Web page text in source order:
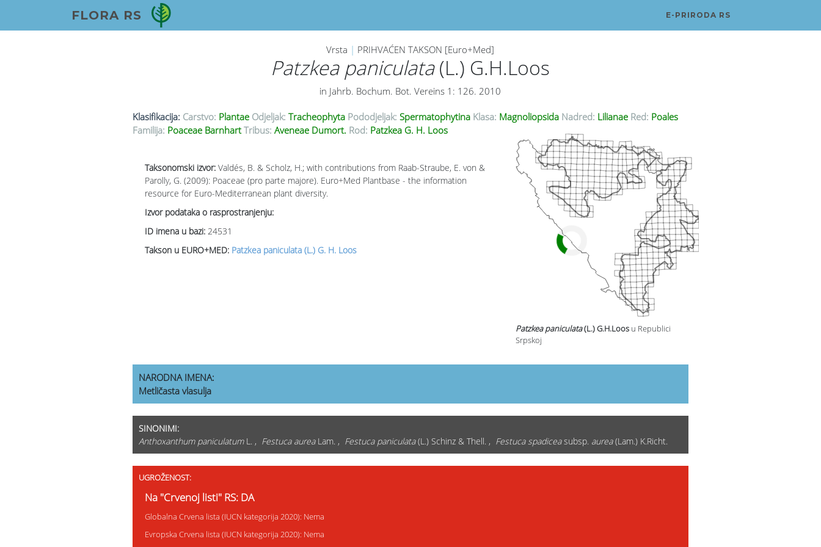
FLORA RS E-PRIRODA RS
Vrsta | PRIHVAĆEN TAKSON [Euro+Med]
Patzkea paniculata(L.) G.H.Loos
in Jahrb. Bochum. Bot. Vereins 1: 126. 2010
Klasifikacija: Carstvo: Plantae Odjeljak: Tracheophyta Pododjeljak: Spermatophytina Klasa: Magnoliopsida Nadred: Lilianae Red: Poales
Familija: Poaceae BarnhartTribus: Aveneae Dumort. Rod: Patzkea G. H. Loos
Taksonomski izvor: Valdés, B. & Scholz, H.; with contributions from Raab-Straube, E. von &
Parolly, G. (2009): Poaceae (pro parte majore). Euro+Med Plantbase - the information
resource for Euro-Mediterranean plant diversity.
Izvor podataka o rasprostranjenju:
ID imena u bazi: 24531
Takson u EURO+MED: Patzkea paniculata (L.) G. H. Loos
Patzkea paniculata(L.) G.H.Loos u Republici
Srpskoj
NARODNA IMENA:
Metličasta vlasulja
SINONIMI:
Anthoxanthum paniculatumL. , Festuca aureaLam. , Festuca paniculata(L.) Schinz & Thell. , Festuca spadiceasubsp. aurea(Lam.) K.Richt.
UGROŽENOST:
Na "Crvenoj listi" RS: DA
Globalna Crvena lista (IUCN kategorija 2020): Nema
Evropska Crvena lista (IUCN kategorija 2020): Nema